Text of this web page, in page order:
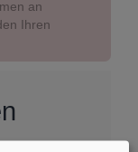
an
Ihren